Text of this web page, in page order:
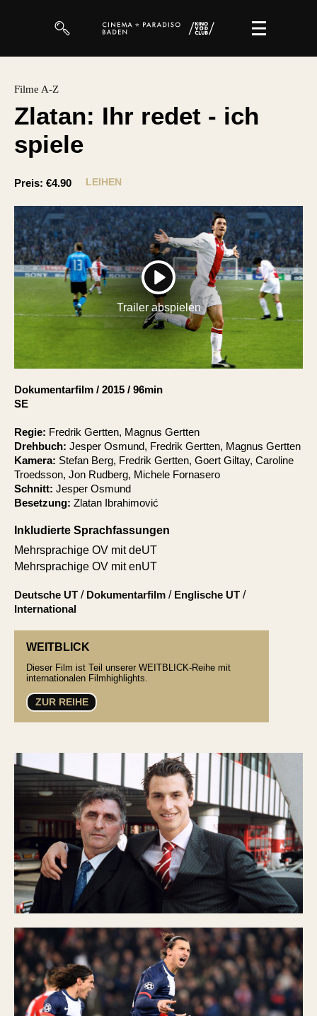
Magazin
Kuratierungen
So geht’s
Filmpakete
Gutscheine
& Filmpässe
Account
Suche
Filme A-Z
Zlatan: Ihr redet - ich
spiele
Preis: €4.90 LEIHEN
PLAY
Trailer abspielen
Dokumentarfilm / 2015 / 96min
SE
Regie: Fredrik Gertten, Magnus Gertten
Drehbuch: Jesper Osmund, Fredrik Gertten, Magnus Gertten
Kamera: Stefan Berg, Fredrik Gertten, Goert Giltay, Caroline
Troedsson, Jon Rudberg, Michele Fornasero
Schnitt: Jesper Osmund
Besetzung: Zlatan Ibrahimović
Inkludierte Sprachfassungen
Mehrsprachige OV mit deUT
Mehrsprachige OV mit enUT
Deutsche UT / Dokumentarfilm / Englische UT /
International
WEITBLICK
Dieser Film ist Teil unserer WEITBLICK-Reihe mit
internationalen Filmhighlights.
ZUR REIHE